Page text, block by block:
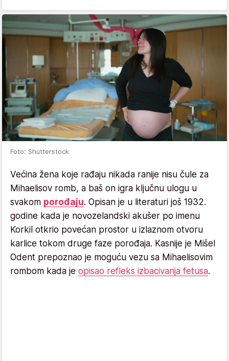
Foto: Shutterstock
Većina žena koje rađaju nikada ranije nisu čule za
Mihaelisov romb, a baš on igra ključnu ulogu u
svakom porođaju. Opisan je u literaturi još 1932.
godine kada je novozelandski akušer po imenu
Korkil otkrio povećan prostor u izlaznom otvoru
karlice tokom druge faze porođaja. Kasnije je Mišel
Odent prepoznao je moguću vezu sa Mihaelisovim
rombom kada je opisao refleks izbacivanja fetusa.